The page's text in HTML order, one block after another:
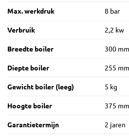
Max. werkdruk 8 bar
Verbruik 2,2 kw
Breedte boiler 300 mm
Diepte boiler 255 mm
Gewicht boiler (leeg) 5 kg
Hoogte boiler 375 mm
Garantietermijn 2 jaren